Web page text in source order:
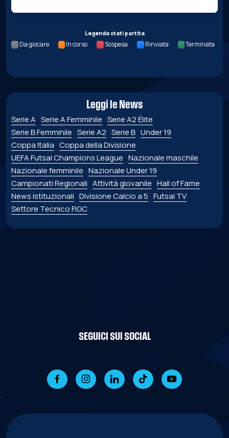
Legenda stati partita
Da giocare In corso Sospesa Rinviata Terminata
Leggi le News
Serie A Serie A Femminile Serie A2 Élite
Serie B Femminile Serie A2 Serie B Under 19
Coppa Italia Coppa della Divisione
UEFA Futsal Champions League Nazionale maschile
Nazionale femminile Nazionale Under 19
Campionati Regionali Attività giovanile Hall of Fame
News istituzionali Divisione Calcio a 5 Futsal TV
Settore Tecnico FIGC
SEGUICI SUI SOCIAL